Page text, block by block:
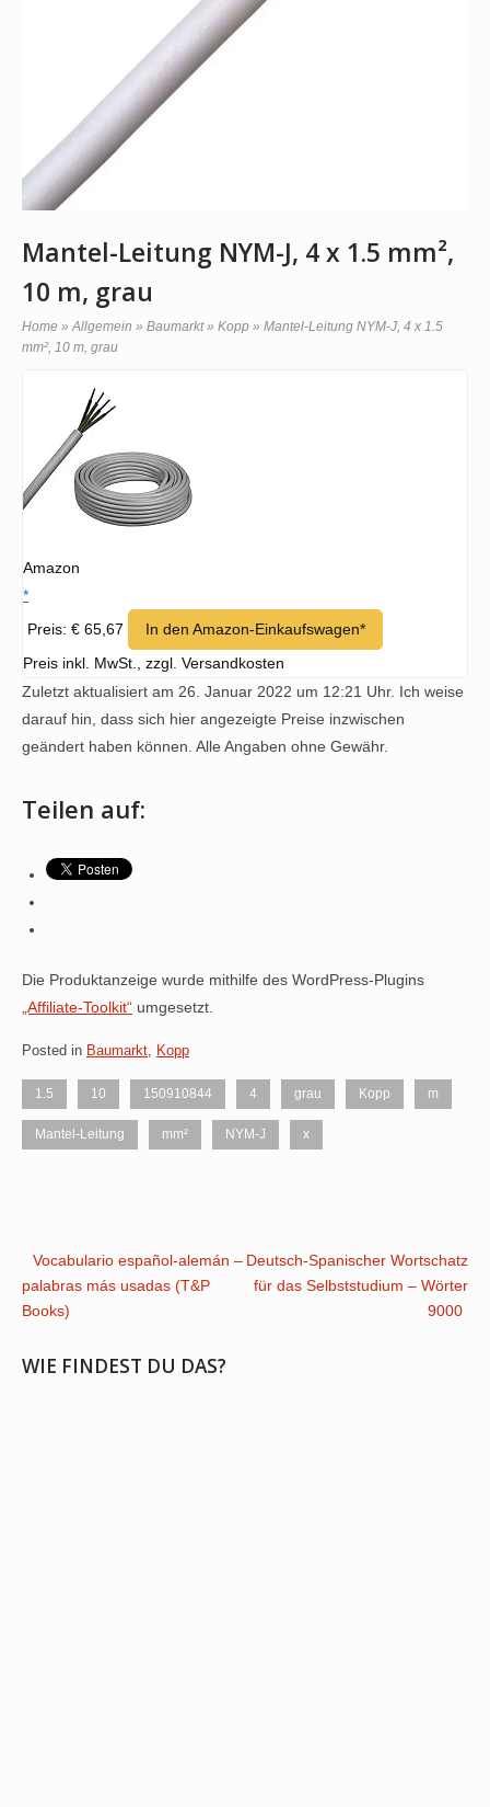
Mantel-Leitung NYM-J, 4 x 1.5 mm²,
10 m, grau
Home » Allgemein » Baumarkt » Kopp » Mantel-Leitung NYM-J, 4 x 1.5
mm², 10 m, grau
Amazon
*
Preis: € 65,67
In den Amazon-Einkaufswagen*
Preis inkl. MwSt., zzgl. Versandkosten
Zuletzt aktualisiert am 26. Januar 2022 um 12:21 Uhr. Ich weise
darauf hin, dass sich hier angezeigte Preise inzwischen
geändert haben können. Alle Angaben ohne Gewähr.
Teilen auf:
Die Produktanzeige wurde mithilfe des WordPress-Plugins
„Affiliate-Toolkit“ umgesetzt.
Posted in Baumarkt, Kopp
1.5 10 150910844 4 grau Kopp m
Mantel-Leitung mm² NYM-J x
Post
navigation
Vocabulario español-alemán –
palabras más usadas (T&P
Books)
Deutsch-Spanischer Wortschatz
für das Selbststudium – Wörter
9000
WIE FINDEST DU DAS?